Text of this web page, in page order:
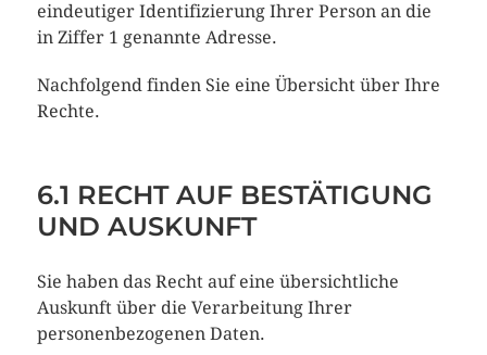
eindeutiger Identifizierung Ihrer Person an die
in Ziffer 1 genannte Adresse.
Nachfolgend finden Sie eine Übersicht über Ihre
Rechte.
6.1 RECHT AUF BESTÄTIGUNG
UND AUSKUNFT
Sie haben das Recht auf eine übersichtliche
Auskunft über die Verarbeitung Ihrer
personenbezogenen Daten.